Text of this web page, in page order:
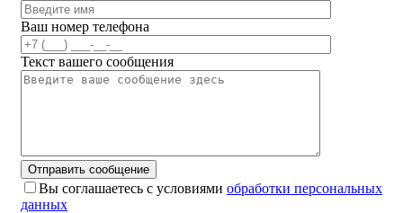
Ваш номер телефона
Текст вашего сообщения
Вы соглашаетесь с условиями обработки персональных
данных